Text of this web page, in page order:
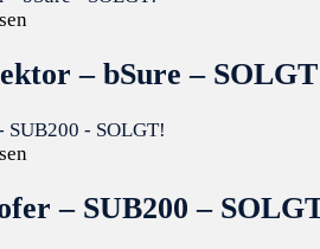
– bSure –
– SUB200 –